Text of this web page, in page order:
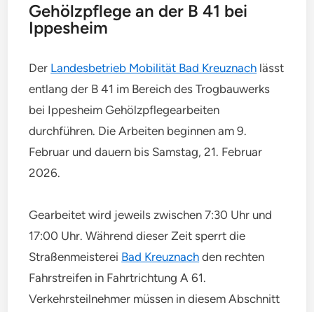
Gehölzpflege an der B 41 bei
Ippesheim
Der Landesbetrieb Mobilität Bad Kreuznach lässt
entlang der B 41 im Bereich des Trogbauwerks
bei Ippesheim Gehölzpflegearbeiten
durchführen. Die Arbeiten beginnen am 9.
Februar und dauern bis Samstag, 21. Februar
2026.
Gearbeitet wird jeweils zwischen 7:30 Uhr und
17:00 Uhr. Während dieser Zeit sperrt die
Straßenmeisterei Bad Kreuznach den rechten
Fahrstreifen in Fahrtrichtung A 61.
Verkehrsteilnehmer müssen in diesem Abschnitt